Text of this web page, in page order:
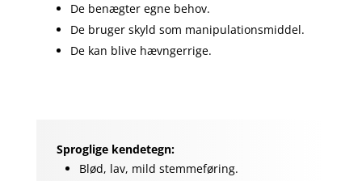
De benægter egne behov.
De bruger skyld som manipulationsmiddel.
De kan blive hævngerrige.
Sproglige kendetegn:
Blød, lav, mild stemmeføring.